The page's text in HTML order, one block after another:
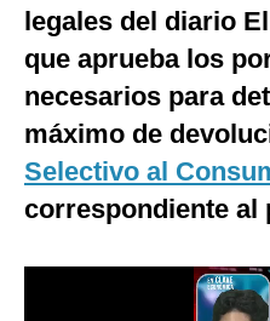
Tecnología
Mix
G de Gestión
Notas Contratadas
legales del diario
que aprueba los
necesarios para
máximo de
Selectivo al
correspondiente al